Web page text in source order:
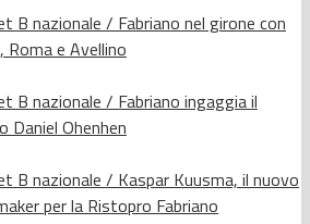
B nazionale / Fabriano nel girone con
Roma e Avellino
B nazionale / Fabriano ingaggia il
Daniel Ohenhen
B nazionale / Kaspar Kuusma, il nuovo
per la Ristopro Fabriano